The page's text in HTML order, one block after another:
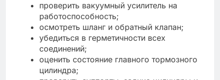
проверить вакуумный усилитель на
работоспособность;
осмотреть шланг и обратный клапан;
убедиться в герметичности всех
соединений;
оценить состояние главного тормозного
цилиндра;